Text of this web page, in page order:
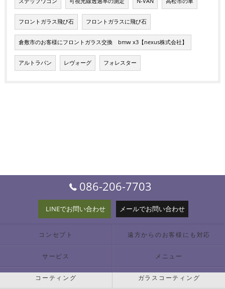
フロントガラス飛び石 フロントガラスに飛び石
倉敷市のお客様にフロントガラス交換 bmw x3【nexus株式会社】
アルトラパン レヴォーグ フォレスター
086-206-7703
LINEでお問い合わせ メールでお問い合わせ
コンセプト 遠方からのお客様にも対応
サービス メニュー
コーティング ガラスコーティング